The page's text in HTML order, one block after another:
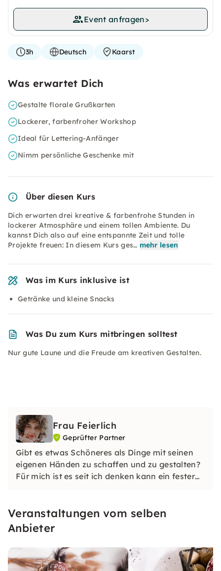
Event anfragen>
3h Deutsch Kaarst
Was erwartet Dich
Gestalte florale Grußkarten
Lockerer, farbenfroher Workshop
Ideal für Lettering-Anfänger
Nimm persönliche Geschenke mit
Über diesen Kurs
Dich erwarten drei kreative & farbenfrohe Stunden in
lockerer Atmosphäre und einem tollen Ambiente. Du
kannst Dich also auf eine entspannte Zeit und tolle
Projekte freuen: In diesem Kurs ges… mehr lesen
Was im Kurs inklusive ist
Getränke und kleine Snacks
Was Du zum Kurs mitbringen solltest
Nur gute Laune und die Freude am kreativen Gestalten.
Frau Feierlich
Geprüfter Partner
Gibt es etwas Schöneres als Dinge mit seinen
eigenen Händen zu schaffen und zu gestalten?
Für mich ist es seit ich denken kann ein fester
Veranstaltungen vom selben
Anbieter